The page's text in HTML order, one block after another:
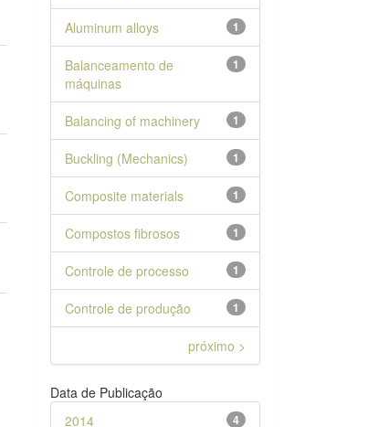
1
Aluminum alloys
1
Balanceamento de
máquinas
1
Balancing of machinery
1
Buckling (Mechanics)
1
Composite materials
1
Compostos fibrosos
1
Controle de processo
1
Controle de produção
próximo >
Data de Publicação
4
2014